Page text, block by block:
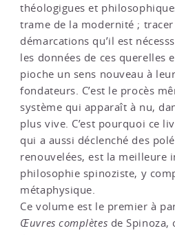
théologigues et
trame de la modernité ;
démarcations qu’il est
les données de ces querelles
pioche un sens nouveau à
fondateurs. C’est le procès
système qui apparaît à nu,
plus vive. C’est pourquoi ce
qui a aussi déclenché des
renouvelées, est la meilleure
philosophie spinoziste, y
métaphysique.
Ce volume est le premier à
Œuvres complètes de